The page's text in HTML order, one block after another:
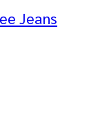
Jeans